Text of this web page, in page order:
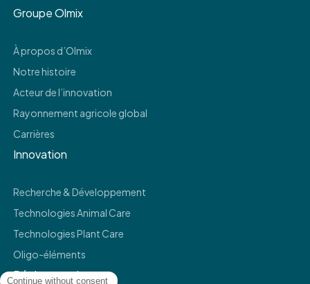
Groupe Olmix
À propos d’Olmix
Notre histoire
Acteur de l’innovation
Rayonnement agricole global
Carrières
Innovation
Recherche & Développement
Technologies Animal Care
Technologies Plant Care
Oligo-éléments
Réglementaire